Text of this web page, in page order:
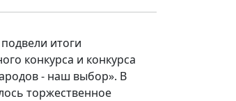
итоги
конкурса и конкурса
- наш выбор». В
торжественное